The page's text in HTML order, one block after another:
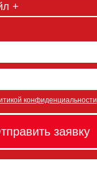
+
конфиденциальности